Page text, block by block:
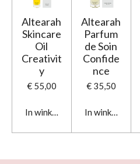
Altearah
Skincare
Oil
Creativit
y
€ 55,00
In winkelwagen
Altearah
Parfum
de Soin
Confide
nce
€ 35,50
In winkelwagen